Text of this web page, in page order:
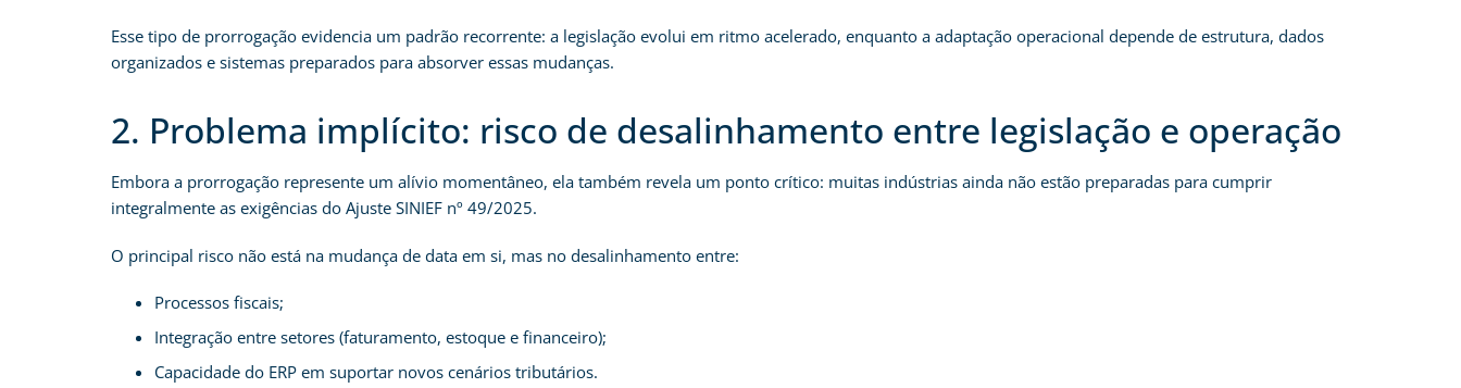
Esse tipo de prorrogação evidencia um padrão recorrente: a legislação evolui em ritmo acelerado, enquanto a adaptação operacional depende de estrutura, dados
organizados e sistemas preparados para absorver essas mudanças.
2. Problema implícito: risco de desalinhamento entre legislação e operação
Embora a prorrogação represente um alívio momentâneo, ela também revela um ponto crítico: muitas indústrias ainda não estão preparadas para cumprir
integralmente as exigências do Ajuste SINIEF nº 49/2025.
O principal risco não está na mudança de data em si, mas no desalinhamento entre:
Processos fiscais;
Integração entre setores (faturamento, estoque e financeiro);
Capacidade do ERP em suportar novos cenários tributários.